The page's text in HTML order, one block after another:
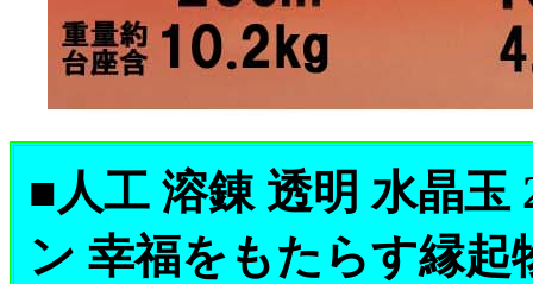
■人工 溶錬 透明 水晶玉
ン 幸福をもたらす縁起